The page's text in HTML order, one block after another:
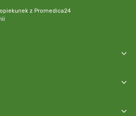
z Promedica24